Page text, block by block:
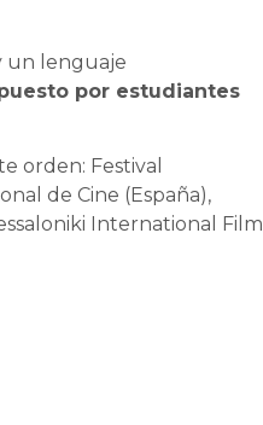
un lenguaje
por estudiantes
orden: Festival
de Cine (España),
International Film